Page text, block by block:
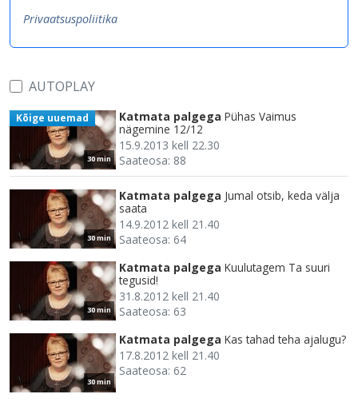
Privaatsuspoliitika
AUTOPLAY
30 min
Kõige uuemad Katmata palgega Pühas Vaimus
nägemine 12/12
15.9.2013 kell 22.30
Saateosa: 88
30 min
Katmata palgega Jumal otsib, keda välja
saata
14.9.2012 kell 21.40
Saateosa: 64
30 min
Katmata palgega Kuulutagem Ta suuri
tegusid!
31.8.2012 kell 21.40
Saateosa: 63
30 min
Katmata palgega Kas tahad teha ajalugu?
17.8.2012 kell 21.40
Saateosa: 62